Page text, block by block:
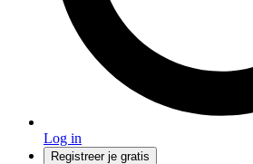
Log in
Registreer je gratis